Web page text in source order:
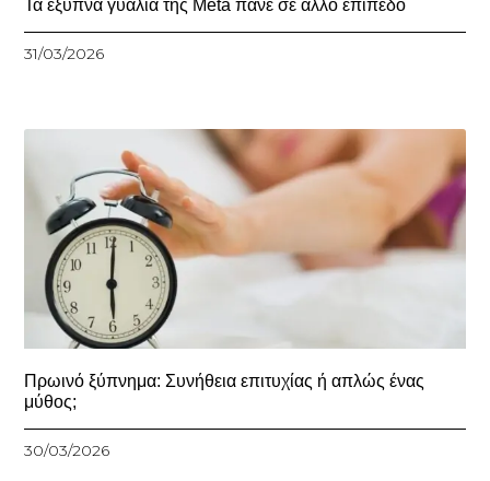
Τα έξυπνα γυαλιά της Meta πάνε σε άλλο επίπεδο
31/03/2026
Πρωινό ξύπνημα: Συνήθεια επιτυχίας ή απλώς ένας
μύθος;
30/03/2026